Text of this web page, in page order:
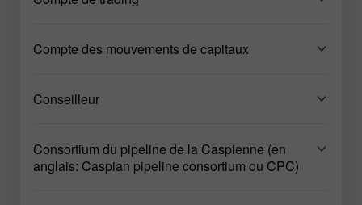
Compte des mouvements de capitaux
Conseilleur
Consortium du pipeline de la Caspienne (en
anglais: Caspian pipeline consortium ou CPC)